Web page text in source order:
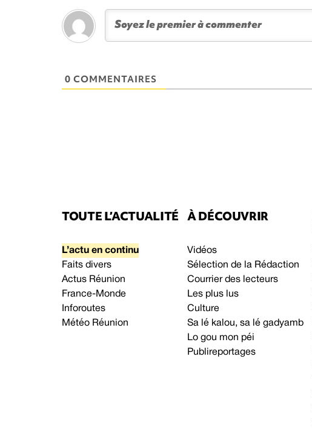
0 COMMENTAIRES
TOUTE L’ACTUALITÉ
L’actu en continu
Faits divers
Actus Réunion
France-Monde
Inforoutes
Météo Réunion
À DÉCOUVRIR
Vidéos
Sélection de la Rédaction
Courrier des lecteurs
Les plus lus
Culture
Sa lé kalou, sa lé gadyamb
Lo gou mon péi
Publireportages